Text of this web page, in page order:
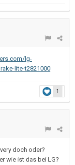
lg-
lite-t2821000
1
doch oder?
wie ist das bei LG?